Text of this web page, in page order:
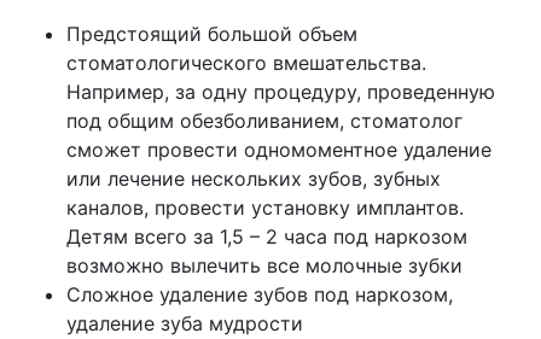
Предстоящий большой объем
стоматологического вмешательства.
Например, за одну процедуру, проведенную
под общим обезболиванием, стоматолог
сможет провести одномоментное удаление
или лечение нескольких зубов, зубных
каналов, провести установку имплантов.
Детям всего за 1,5 – 2 часа под наркозом
возможно вылечить все молочные зубки
Сложное удаление зубов под наркозом,
удаление зуба мудрости